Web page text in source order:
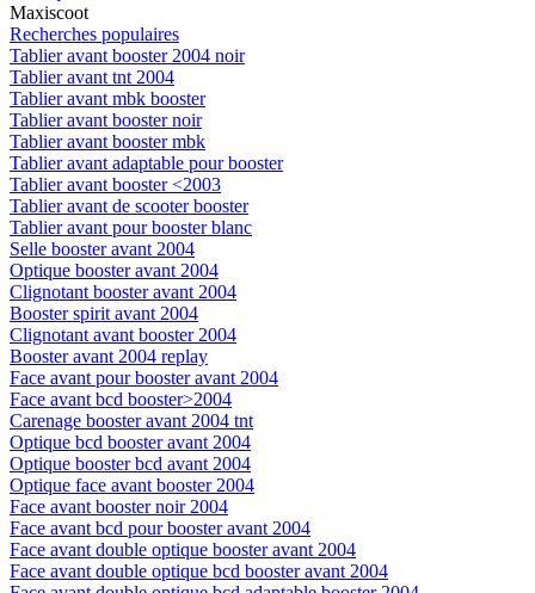
Maxiscoot
Recherches populaires
Tablier avant booster 2004 noir
Tablier avant tnt 2004
Tablier avant mbk booster
Tablier avant booster noir
Tablier avant booster mbk
Tablier avant adaptable pour booster
Tablier avant booster <2003
Tablier avant de scooter booster
Tablier avant pour booster blanc
Selle booster avant 2004
Optique booster avant 2004
Clignotant booster avant 2004
Booster spirit avant 2004
Clignotant avant booster 2004
Booster avant 2004 replay
Face avant pour booster avant 2004
Face avant bcd booster>2004
Carenage booster avant 2004 tnt
Optique bcd booster avant 2004
Optique booster bcd avant 2004
Optique face avant booster 2004
Face avant booster noir 2004
Face avant bcd pour booster avant 2004
Face avant double optique booster avant 2004
Face avant double optique bcd booster avant 2004